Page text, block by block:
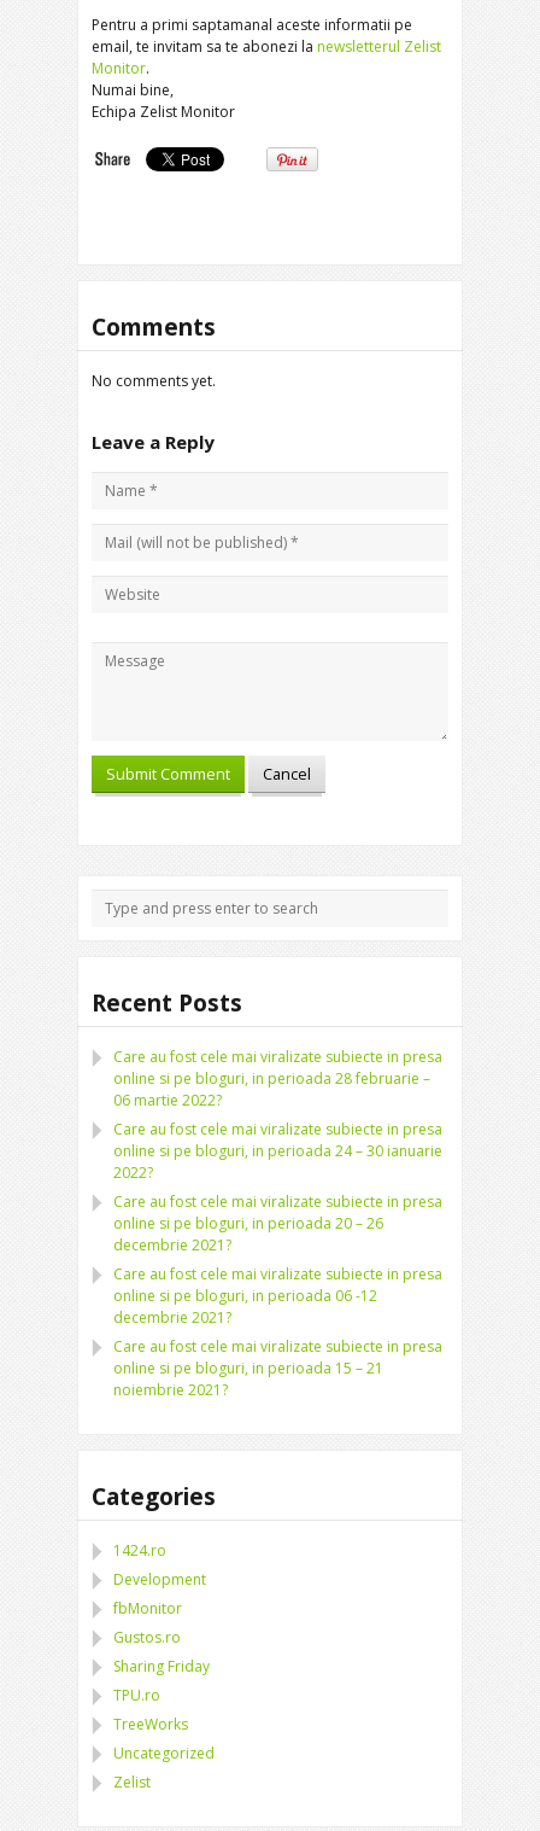
Pentru a primi saptamanal aceste informatii pe
email, te invitam sa te abonezi la newsletterul Zelist
Monitor.
Numai bine,
Echipa Zelist Monitor
Comments
No comments yet.
Leave a Reply
Recent Posts
Care au fost cele mai viralizate subiecte in presa
online si pe bloguri, in perioada 28 februarie –
06 martie 2022?
Care au fost cele mai viralizate subiecte in presa
online si pe bloguri, in perioada 24 – 30 ianuarie
2022?
Care au fost cele mai viralizate subiecte in presa
online si pe bloguri, in perioada 20 – 26
decembrie 2021?
Care au fost cele mai viralizate subiecte in presa
online si pe bloguri, in perioada 06 -12
decembrie 2021?
Care au fost cele mai viralizate subiecte in presa
online si pe bloguri, in perioada 15 – 21
noiembrie 2021?
Categories
1424.ro
Development
fbMonitor
Gustos.ro
Sharing Friday
TPU.ro
TreeWorks
Uncategorized
Zelist